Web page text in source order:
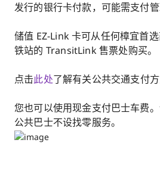
发行的银行卡付款，可能需支付管
储值 EZ-Link 卡可从任何樟宜首
铁站的 TransitLink 售票处购买。
点击此处了解有关公共交通支付方
您也可以使用现金支付巴士车费。
公共巴士不设找零服务。